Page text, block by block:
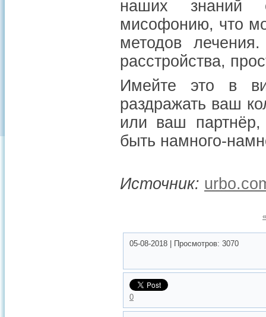
наших знаний о
мисофонию, что
методов
расстройства,
Имейте это в
раздражать ваш
или ваш
быть намного-
Источник:
05-08-2018 Просмотров: 3070
0